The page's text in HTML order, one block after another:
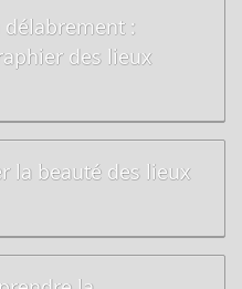
:
des lieux
la beauté des lieux